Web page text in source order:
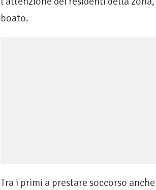
boato.
Tra i primi a prestare soccorso